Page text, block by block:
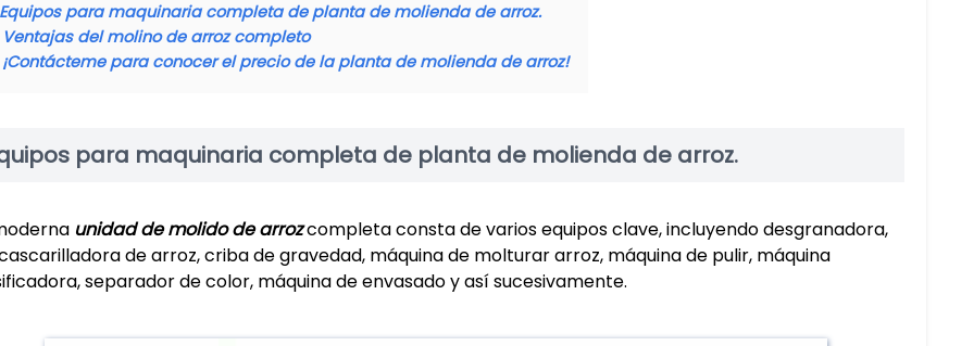
Equipos para maquinaria completa de planta de molienda de arroz.
Ventajas del molino de arroz completo
¡Contácteme para conocer el precio de la planta de molienda de arroz!
para maquinaria completa de planta de molienda de arroz.
unidad de molido de arrozcompleta consta de varios equipos clave, incluyendo desgranadora,
de arroz, criba de gravedad, máquina de molturar arroz, máquina de pulir, máquina
separador de color, máquina de envasado y así sucesivamente.